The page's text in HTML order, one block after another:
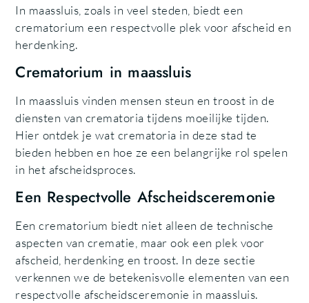
In maassluis, zoals in veel steden, biedt een
crematorium een respectvolle plek voor afscheid en
herdenking.
Crematorium in maassluis
In maassluis vinden mensen steun en troost in de
diensten van crematoria tijdens moeilijke tijden.
Hier ontdek je wat crematoria in deze stad te
bieden hebben en hoe ze een belangrijke rol spelen
in het afscheidsproces.
Een Respectvolle Afscheidsceremonie
Een crematorium biedt niet alleen de technische
aspecten van crematie, maar ook een plek voor
afscheid, herdenking en troost. In deze sectie
verkennen we de betekenisvolle elementen van een
respectvolle afscheidsceremonie in maassluis.